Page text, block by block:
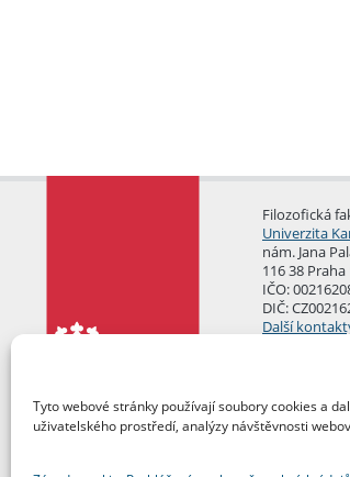
Tyto webové stránky používají soubory cookies a
uživatelského prostředí, analýzy návštěvnosti
Filozofická
Univerzita
nám. Jana
116 38 Praha
IČO:
DIČ:
Další